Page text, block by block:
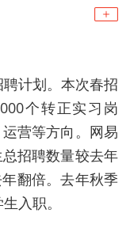
计划。本次春招
个转正实习岗
营等方向。网易
招聘数量较去年
翻倍。去年秋季
入职。